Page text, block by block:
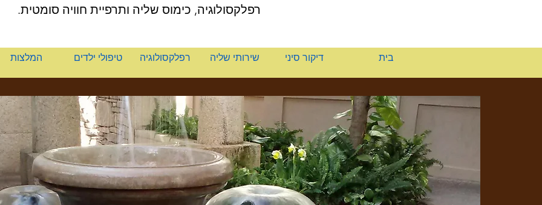
רפלקסולוגיה, כימוס שליה ותרפיית חוויה סומטית.
המלצות טיפולי ילדים רפלקסולוגיה שירותי שליה דיקור סיני בית